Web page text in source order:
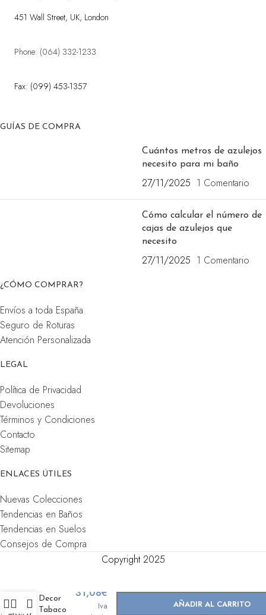
451 Wall Street, UK, London
Phone: (064) 332-1233
Fax: (099) 453-1357
GUÍAS DE COMPRA
Cuántos metros de azulejos
necesito para mi baño
27/11/2025 1 Comentario
Cómo calcular el número de
cajas de azulejos que
necesito
27/11/2025 1 Comentario
¿CÓMO COMPRAR?
Envíos a toda España
Seguro de Roturas
Atención Personalizada
LEGAL
Política de Privacidad
Devoluciones
Términos y Condiciones
Contacto
Sitemap
ENLACES ÚTILES
Nuevas Colecciones
Tendencias en Baños
Tendencias en Suelos
Consejos de Compra
Copyright 2025
Decor
Tabaco
31,08€
Iva
AÑADIR AL CARRITO